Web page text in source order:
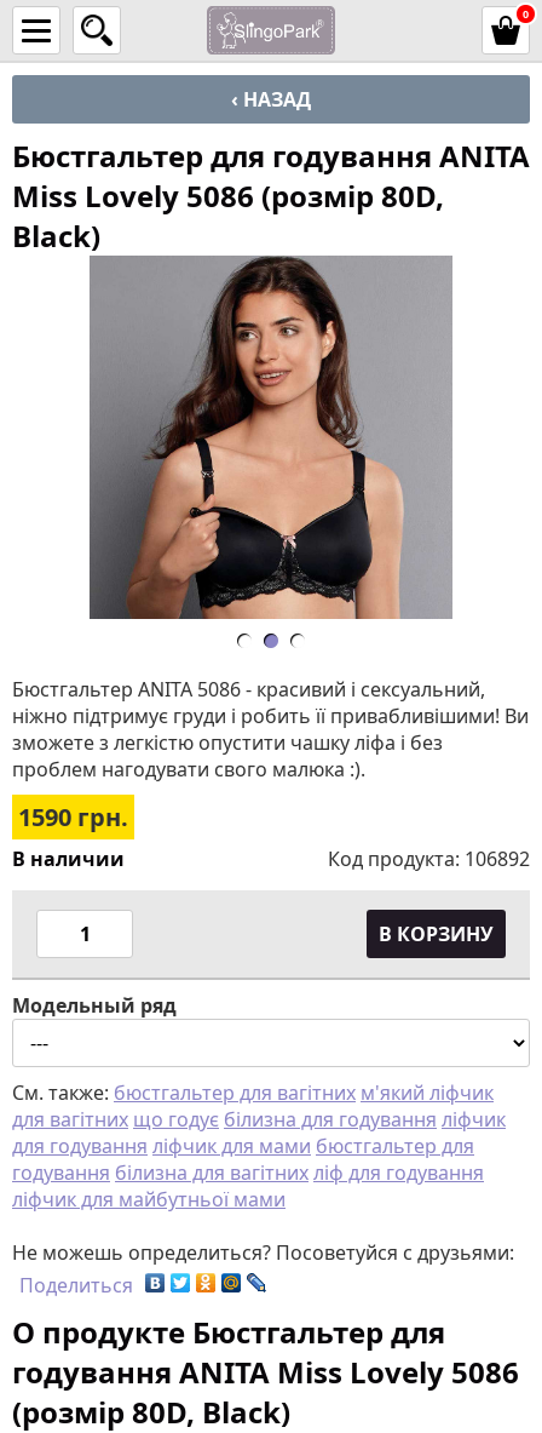
0
‹ НАЗАД
Бюстгальтер для годування ANITA
Miss Lovely 5086 (розмір 80D,
Black)
Бюстгальтер ANITA 5086 - красивий і сексуальний,
ніжно підтримує груди і робить її привабливішими! Ви
зможете з легкістю опустити чашку ліфа і без
проблем нагодувати свого малюка :).
1590 грн.
В наличии Код продукта: 106892
В КОРЗИНУ
Модельный ряд
См. также: бюстгальтер для вагітних м'який ліфчик
для вагітних що годує білизна для годування ліфчик
для годування ліфчик для мами бюстгальтер для
годування білизна для вагітнихліф для годування
ліфчик для майбутньої мами
Не можешь определиться? Посоветуйся с друзьями:
Поделиться
О продукте Бюстгальтер для
годування ANITA Miss Lovely 5086
(розмір 80D, Black)